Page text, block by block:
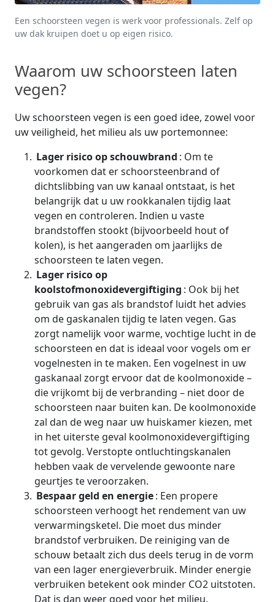
Een schoorsteen vegen is werk voor professionals. Zelf op
uw dak kruipen doet u op eigen risico.
Waarom uw schoorsteen laten
vegen?
Uw schoorsteen vegen is een goed idee, zowel voor
uw veiligheid, het milieu als uw portemonnee:
Lager risico op schouwbrand : Om te
voorkomen dat er schoorsteenbrand of
dichtslibbing van uw kanaal ontstaat, is het
belangrijk dat u uw rookkanalen tijdig laat
vegen en controleren. Indien u vaste
brandstoffen stookt (bijvoorbeeld hout of
kolen), is het aangeraden om jaarlijks de
schoorsteen te laten vegen.
Lager risico op
koolstofmonoxidevergiftiging : Ook bij het
gebruik van gas als brandstof luidt het advies
om de gaskanalen tijdig te laten vegen. Gas
zorgt namelijk voor warme, vochtige lucht in de
schoorsteen en dat is ideaal voor vogels om er
vogelnesten in te maken. Een vogelnest in uw
gaskanaal zorgt ervoor dat de koolmonoxide –
die vrijkomt bij de verbranding – niet door de
schoorsteen naar buiten kan. De koolmonoxide
zal dan de weg naar uw huiskamer kiezen, met
in het uiterste geval koolmonoxidevergiftiging
tot gevolg. Verstopte ontluchtingskanalen
hebben vaak de vervelende gewoonte nare
geurtjes te veroorzaken.
Bespaar geld en energie: Een propere
schoorsteen verhoogt het rendement van uw
verwarmingsketel. Die moet dus minder
brandstof verbruiken. De reiniging van de
schouw betaalt zich dus deels terug in de vorm
van een lager energieverbruik. Minder energie
verbruiken betekent ook minder CO2 uitstoten.
Dat is dan weer goed voor het milieu.